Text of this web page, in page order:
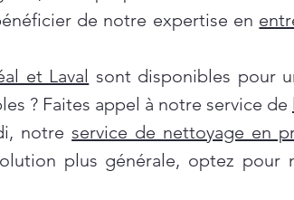
de notre expertise en
et Laval sont disponibles pour
? Faites appel à notre service de
notreservice de nettoyage en
plus générale, optez pour